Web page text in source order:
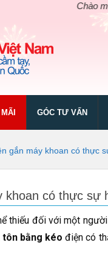
Chào mừng ngày
GÓC TƯ VẤN
gắn máy khoan có thực
khoan có thực sự
thiếu đối với một
tôn bằng kéo điện có